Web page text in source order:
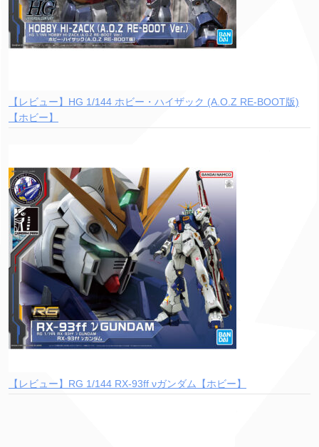
【レビュー】HG 1/144 ホビー・ハイザック (A.O.Z RE-BOOT版)
【ホビー】
【レビュー】RG 1/144 RX-93ff νガンダム【ホビー】